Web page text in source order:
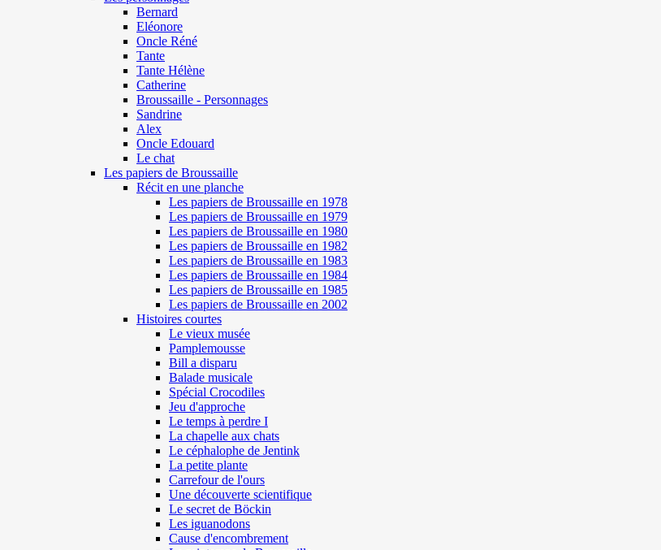
Bernard
Eléonore
Oncle Réné
Tante
Tante Hélène
Catherine
Broussaille - Personnages
Sandrine
Alex
Oncle Edouard
Le chat
Les papiers de Broussaille
Récit en une planche
Les papiers de Broussaille en 1978
Les papiers de Broussaille en 1979
Les papiers de Broussaille en 1980
Les papiers de Broussaille en 1982
Les papiers de Broussaille en 1983
Les papiers de Broussaille en 1984
Les papiers de Broussaille en 1985
Les papiers de Broussaille en 2002
Histoires courtes
Le vieux musée
Pamplemousse
Bill a disparu
Balade musicale
Spécial Crocodiles
Jeu d'approche
Le temps à perdre I
La chapelle aux chats
Le céphalophe de Jentink
La petite plante
Carrefour de l'ours
Une découverte scientifique
Le secret de Böckin
Les iguanodons
Cause d'encombrement